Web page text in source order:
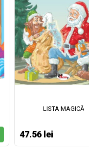
LISTA MAGICĂ
47.56 lei